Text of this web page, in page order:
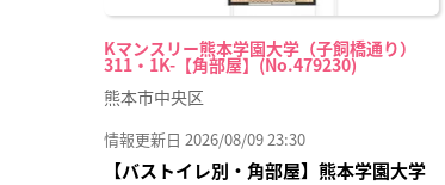
Kマンスリー熊本学園大学（子飼橋通り）
311・1K-【角部屋】(No.479230)
熊本市中央区
情報更新日 2026/08/09 23:30
【バストイレ別・角部屋】熊本学園大学